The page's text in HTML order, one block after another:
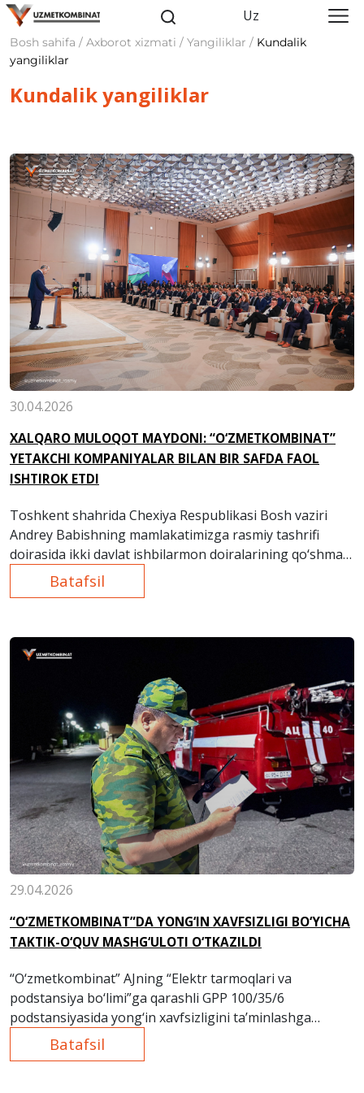
Uz
Bosh sahifa / Axborot xizmati / Yangiliklar / Kundalik
yangiliklar
Kundalik yangiliklar
30.04.2026
XALQARO MULOQOT MAYDONI: “O‘ZMETKOMBINAT”
YETAKCHI KOMPANIYALAR BILAN BIR SAFDA FAOL
ISHTIROK ETDI
Toshkent shahrida Chexiya Respublikasi Bosh vaziri
Andrey Babishning mamlakatimizga rasmiy tashrifi
doirasida ikki davlat ishbilarmon doiralarining qo‘shma
biznes-forumi o‘tkazildi.
Batafsil
29.04.2026
“O‘ZMETKOMBINAT”DA YONG‘IN XAVFSIZLIGI BO‘YICHA
TAKTIK-O‘QUV MASHG‘ULOTI O‘TKAZILDI
“O‘zmetkombinat” AJning “Elektr tarmoqlari va
podstansiya bo‘limi”ga qarashli GPP 100/35/6
podstansiyasida yong‘in xavfsizligini ta’minlashga
qaratilgan taktik-o‘quv mashg‘uloti o‘tkazildi.
Batafsil